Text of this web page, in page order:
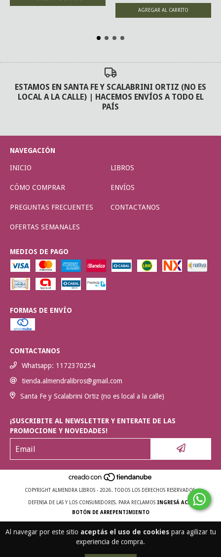
Al navegar por este sitio aceptás el uso de cookiespara agilizar tu
experiencia de compra.
ESTAMOS EN SANTA FE Y SCALABRINI ORTIZ (NO ES
LOCAL A LA CALLE) | HACEMOS ENVÍOS A TODO EL
PAÍS
NAVEGACIÓN
INICIO LIBROS
CÓMO COMPRAR ENVÍOS
PREGUNTAS FRECUENTES CONTACTANOS
OFERTAS SEMANALES
MEDIOS DE PAGO
FORMAS DE ENVÍO
CONTACTANOS
Whatsapp: 1172370254
tienda.almendralibros@gmail.com
Santa Fe y Scalabrini Ortiz (no es local a la calle)
¡SUSCRIBITE AL NEWSLETTER Y ENTERATE DE LAS
PROMOCIONE Y NOVEDADES!
COPYRIGHT ALMENDRA LIBROS - 2026. TODOS LOS DERECHOS RESERVADOS.
DEFENSA DE LAS Y LOS CONSUMIDORES. PARA RECLAMOS INGRESÁ ACÁ.
BOTÓN DE ARREPENTIMIENTO